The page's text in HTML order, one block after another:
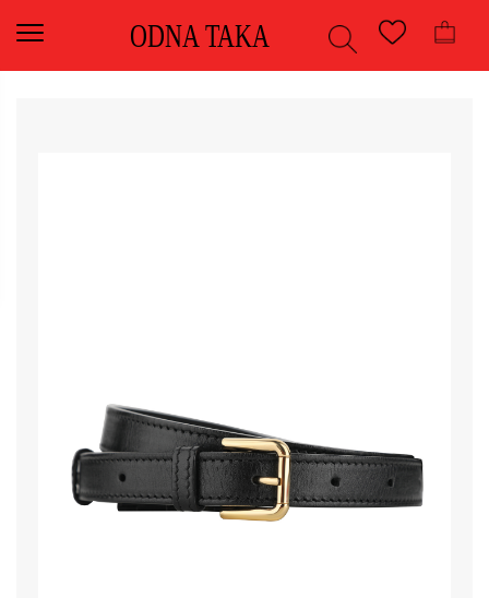
ODNA TAKA